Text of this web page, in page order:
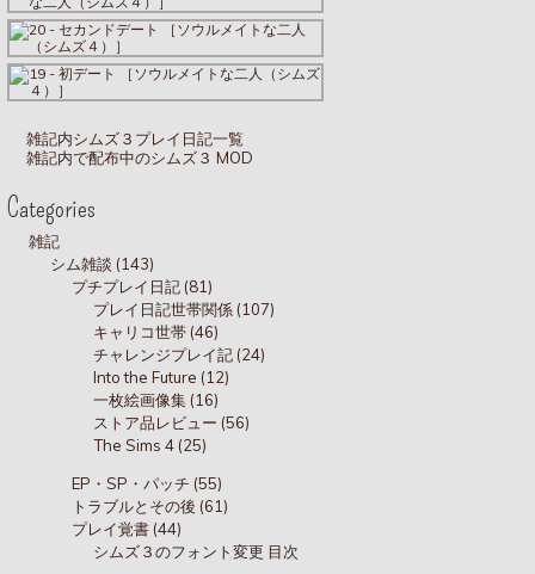
雑記内シムズ３プレイ日記一覧
雑記内で配布中のシムズ３ MOD
Categories
雑記
シム雑談 (143)
プチプレイ日記 (81)
プレイ日記世帯関係 (107)
キャリコ世帯 (46)
チャレンジプレイ記 (24)
Into the Future (12)
一枚絵画像集 (16)
ストア品レビュー (56)
The Sims 4 (25)
EP・SP・パッチ (55)
トラブルとその後 (61)
プレイ覚書 (44)
シムズ３のフォント変更 目次